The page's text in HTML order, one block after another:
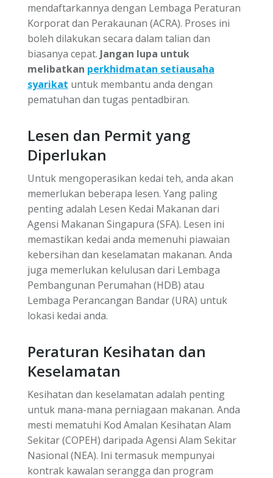
mendaftarkannya dengan Lembaga Peraturan
Korporat dan Perakaunan (ACRA). Proses ini
boleh dilakukan secara dalam talian dan
biasanya cepat. Jangan lupa untuk
melibatkan perkhidmatan setiausaha
syarikat untuk membantu anda dengan
pematuhan dan tugas pentadbiran.
Lesen dan Permit yang
Diperlukan
Untuk mengoperasikan kedai teh, anda akan
memerlukan beberapa lesen. Yang paling
penting adalah Lesen Kedai Makanan dari
Agensi Makanan Singapura (SFA). Lesen ini
memastikan kedai anda memenuhi piawaian
kebersihan dan keselamatan makanan. Anda
juga memerlukan kelulusan dari Lembaga
Pembangunan Perumahan (HDB) atau
Lembaga Perancangan Bandar (URA) untuk
lokasi kedai anda.
Peraturan Kesihatan dan
Keselamatan
Kesihatan dan keselamatan adalah penting
untuk mana-mana perniagaan makanan. Anda
mesti mematuhi Kod Amalan Kesihatan Alam
Sekitar (COPEH) daripada Agensi Alam Sekitar
Nasional (NEA). Ini termasuk mempunyai
kontrak kawalan serangga dan program